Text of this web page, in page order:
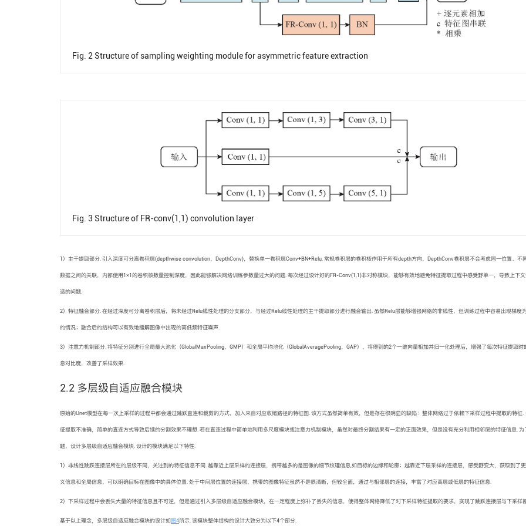
Fig. 2 Structure of sampling weighting module for asymmetric feature extraction
Fig. 3 Structure of FR-conv(1,1) convolution layer
1）主干提取部分. 引入深度可分离卷积层(depthwise convolution，DepthConv)，替换单一卷积层Conv+BN+Relu. 常规卷积层的卷积核作用于所有depth方向，DepthConv卷积层不会考虑同一位置、不
数据之间的关联，内部使用1×1的卷积核数量控制深度，因此能够解决网络训练参数量过大的问题. 每次经过设计好的FR-Conv(1,1)非对称模块，能够有效地避免特征提取过程中感受野单一，导致上下
适的问题.
2）特征融合部分. 在经过深度可分离卷积层后，将未经过Relu线性处理的分支部分，与经过Relu线性处理的主干提取部分进行融合输出. 虽然Relu层能够增强网络的非线性，但训练过程中容易出现梯度
的情况；融合后的结构可以有效地缓解图像中出现的高低频特征噪声.
3）注意力机制部分. 将特征分别进行全局最大池化（GlobalMaxPooling，GMP）和全局平均池化（GlobalAveragePooling，GAP），将得到的2个一维向量相加并归一化处理后，增强了每次特征提取时
息对比度，改善了采样效果.
2.2 多层级自适应融合模块
原始的Unet模型在每一次上采样的过程中都会通过跳跃直连和裁剪的方式，加入来自对应收缩路径的特征图. 该方式虽然简单有效，但是存在很明显的缺陷：整体网络过于依赖下采样过程中提取的特征.
征提取不准确，简单的直连方式导致后续的分割效果不理想. 若在直连过程中简单地利用多尺度模块或注意力机制模块，虽然对最终分割结果有一定的正面效果，但是没有充分利用相邻层的特征信息. 为
题，设计多层级自适应融合模块. 设计的模块满足以下特性.
1）非线性跳跃连接层所在的层级不同，关注到的特征信息不同. 越靠近上层采样的连接层，携带越多的是图像的细节纹理信息,如目标的边缘和轮廓；越靠近下层采样的连接层，感受野变大，获取到了
义信息和全局信息，可以明确目标在图像中的具体位置. 处于中间层位置的连接层，携带的图像特征虽然不是很清晰，但较全面，通过与相邻层的连接，丰富了对应高层或低层的特征信息.
2）下采样过程中会丢失大量的特征信息且不可逆，但是通过引入多层级自适应融合模块，在一定程度上弥补了丢失的信息，使得整体网络降低了对下采样特征提取的要求，实现了跳跃连接层与下采样
基于以上理念，多层级自适应融合模块的设计如 图4所示. 该模块整体结构的设计大致分为以下4个部分.